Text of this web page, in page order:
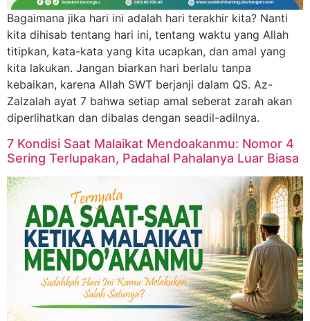
Bagaimana jika hari ini adalah hari terakhir kita? Nanti
kita dihisab tentang hari ini, tentang waktu yang Allah
titipkan, kata-kata yang kita ucapkan, dan amal yang
kita lakukan. Jangan biarkan hari berlalu tanpa
kebaikan, karena Allah SWT berjanji dalam QS. Az-
Zalzalah ayat 7 bahwa setiap amal seberat zarah akan
diperlihatkan dan dibalas dengan seadil-adilnya.
7 Kondisi Saat Malaikat Mendoakanmu: Nomor 4
Sering Terlupakan, Padahal Pahalanya Luar Biasa